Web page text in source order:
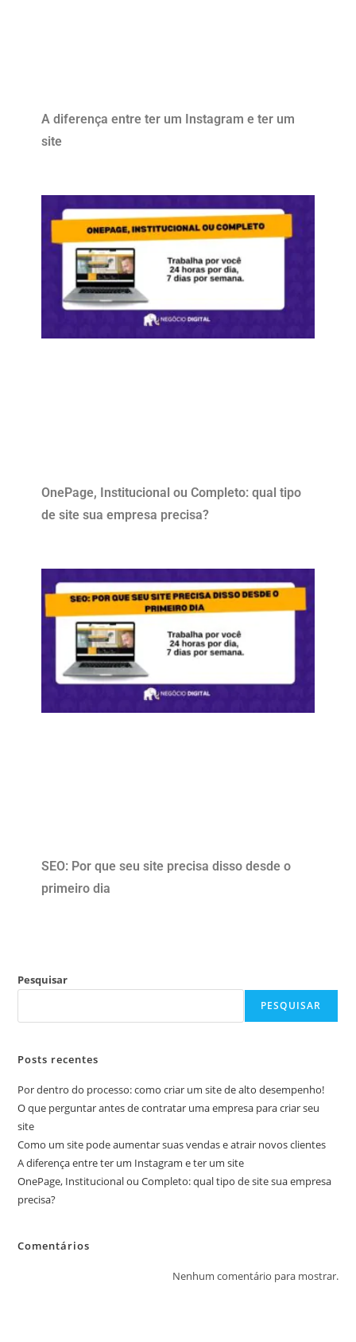
A diferença entre ter um Instagram e ter um
site
OnePage, Institucional ou Completo: qual tipo
de site sua empresa precisa?
SEO: Por que seu site precisa disso desde o
primeiro dia
Pesquisar
PESQUISAR
Posts recentes
Por dentro do processo: como criar um site de alto desempenho!
O que perguntar antes de contratar uma empresa para criar seu
site
Como um site pode aumentar suas vendas e atrair novos clientes
A diferença entre ter um Instagram e ter um site
OnePage, Institucional ou Completo: qual tipo de site sua empresa
precisa?
Comentários
Nenhum comentário para mostrar.